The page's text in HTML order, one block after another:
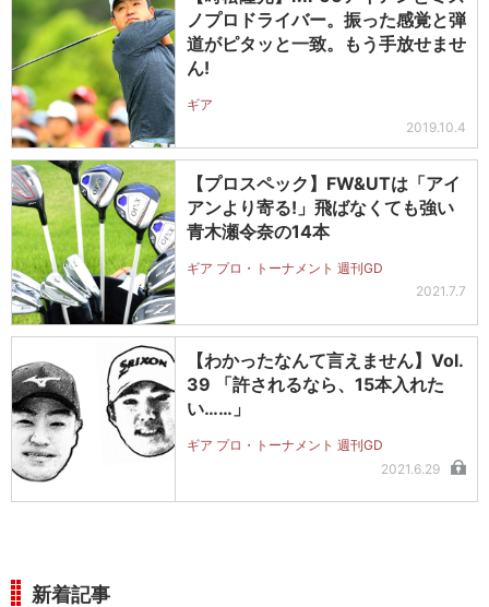
ノプロドライバー。振った感覚と弾
道がピタッと一致。もう手放せませ
ん!
ギア
2019.10.4
【プロスペック】FW&UTは「アイ
アンより寄る!」飛ばなくても強い
青木瀬令奈の14本
ギア プロ・トーナメント 週刊GD
2021.7.7
【わかったなんて言えません】Vol.
39 「許されるなら、15本入れた
い……」
ギア プロ・トーナメント 週刊GD
2021.6.29
新着記事